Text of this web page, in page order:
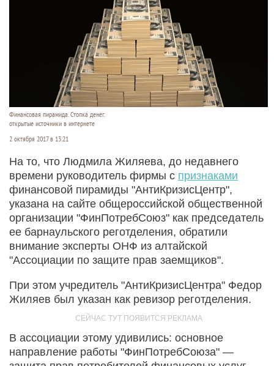
Финансовая пирамида. Стопка денег.
открытые источники в интернете
2 октября 2017 в 13:21
На то, что Людмила Жиляева, до недавнего
времени руководитель фирмы с признаками
финансовой пирамиды "АнтиКризисЦентр",
указана на сайте общероссийской общественной
организации "ФинПотребСоюз" как председатель
ее барнаульского реготделения, обратили
внимание эксперты ОНФ из алтайской
"Ассоциации по защите прав заемщиков".
При этом учредитель "АнтиКризисЦентра" Федор
Жиляев был указан как ревизор реготделения.
В ассоциации этому удивились: основное
направление работы "ФинПотребСоюза" —